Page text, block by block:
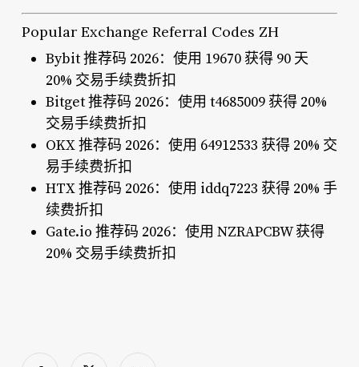
Popular Exchange Referral Codes ZH
Bybit 推荐码 2026：使用 19670 获得 90 天
20% 交易手续费折扣
Bitget 推荐码 2026：使用 t4685009 获得 20%
交易手续费折扣
OKX 推荐码 2026：使用 64912533 获得 20% 交
易手续费折扣
HTX 推荐码 2026：使用 iddq7223 获得 20% 手
续费折扣
Gate.io 推荐码 2026：使用 NZRAPCBW 获得
20% 交易手续费折扣